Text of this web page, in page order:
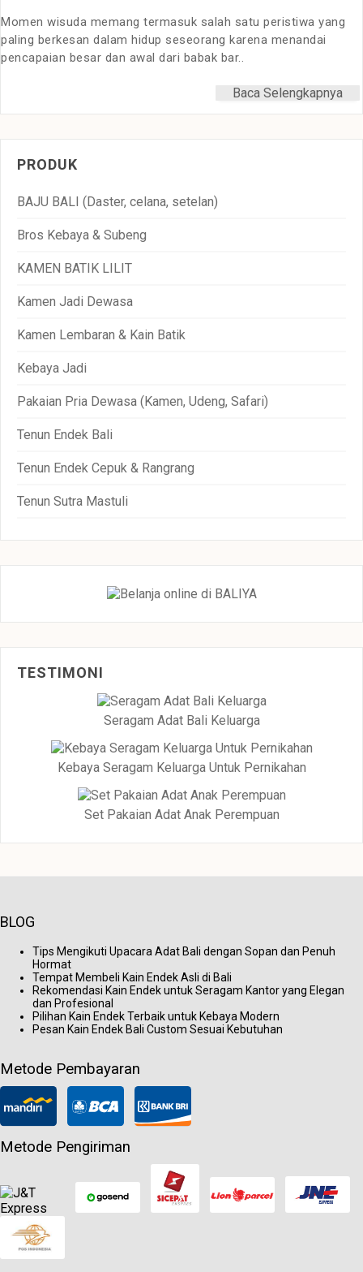
Momen wisuda memang termasuk salah satu peristiwa yang
paling berkesan dalam hidup seseorang karena menandai
pencapaian besar dan awal dari babak bar..
Baca Selengkapnya
PRODUK
BAJU BALI (Daster, celana, setelan)
Bros Kebaya & Subeng
KAMEN BATIK LILIT
Kamen Jadi Dewasa
Kamen Lembaran & Kain Batik
Kebaya Jadi
Pakaian Pria Dewasa (Kamen, Udeng, Safari)
Tenun Endek Bali
Tenun Endek Cepuk & Rangrang
Tenun Sutra Mastuli
TESTIMONI
Seragam Adat Bali Keluarga
Kebaya Seragam Keluarga Untuk Pernikahan
Set Pakaian Adat Anak Perempuan
BLOG
Tips Mengikuti Upacara Adat Bali dengan Sopan dan Penuh
Hormat
Tempat Membeli Kain Endek Asli di Bali
Rekomendasi Kain Endek untuk Seragam Kantor yang Elegan
dan Profesional
Pilihan Kain Endek Terbaik untuk Kebaya Modern
Pesan Kain Endek Bali Custom Sesuai Kebutuhan
Metode Pembayaran
Metode Pengiriman